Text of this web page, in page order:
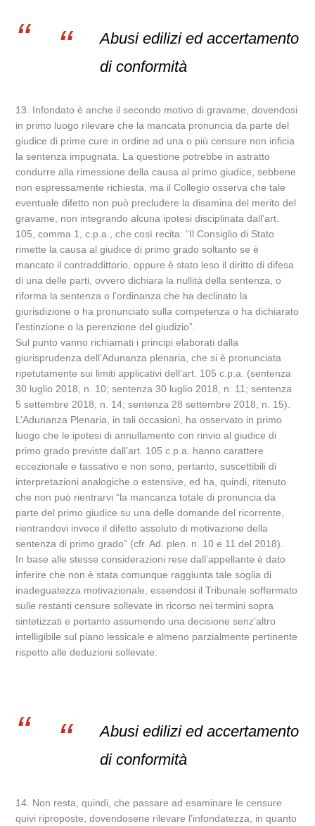
Abusi edilizi ed accertamento
di conformità
13. Infondato è anche il secondo motivo di gravame, dovendosi
in primo luogo rilevare che la mancata pronuncia da parte del
giudice di prime cure in ordine ad una o più censure non inficia
la sentenza impugnata. La questione potrebbe in astratto
condurre alla rimessione della causa al primo giudice, sebbene
non espressamente richiesta, ma il Collegio osserva che tale
eventuale difetto non può precludere la disamina del merito del
gravame, non integrando alcuna ipotesi disciplinata dall’art.
105, comma 1, c.p.a., che così recita: “Il Consiglio di Stato
rimette la causa al giudice di primo grado soltanto se è
mancato il contraddittorio, oppure è stato leso il diritto di difesa
di una delle parti, ovvero dichiara la nullità della sentenza, o
riforma la sentenza o l’ordinanza che ha declinato la
giurisdizione o ha pronunciato sulla competenza o ha dichiarato
l’estinzione o la perenzione del giudizio”.
Sul punto vanno richiamati i principi elaborati dalla
giurisprudenza dell’Adunanza plenaria, che si è pronunciata
ripetutamente sui limiti applicativi dell’art. 105 c.p.a. (sentenza
30 luglio 2018, n. 10; sentenza 30 luglio 2018, n. 11; sentenza
5 settembre 2018, n. 14; sentenza 28 settembre 2018, n. 15).
L’Adunanza Plenaria, in tali occasioni, ha osservato in primo
luogo che le ipotesi di annullamento con rinvio al giudice di
primo grado previste dall’art. 105 c.p.a. hanno carattere
eccezionale e tassativo e non sono, pertanto, suscettibili di
interpretazioni analogiche o estensive, ed ha, quindi, ritenuto
che non può rientrarvi “la mancanza totale di pronuncia da
parte del primo giudice su una delle domande del ricorrente,
rientrandovi invece il difetto assoluto di motivazione della
sentenza di primo grado” (cfr. Ad. plen. n. 10 e 11 del 2018).
In base alle stesse considerazioni rese dall’appellante è dato
inferire che non è stata comunque raggiunta tale soglia di
inadeguatezza motivazionale, essendosi il Tribunale soffermato
sulle restanti censure sollevate in ricorso nei termini sopra
sintetizzati e pertanto assumendo una decisione senz’altro
intelligibile sul piano lessicale e almeno parzialmente pertinente
rispetto alle deduzioni sollevate.
Abusi edilizi ed accertamento
di conformità
14. Non resta, quindi, che passare ad esaminare le censure
quivi riproposte, dovendosene rilevare l’infondatezza, in quanto